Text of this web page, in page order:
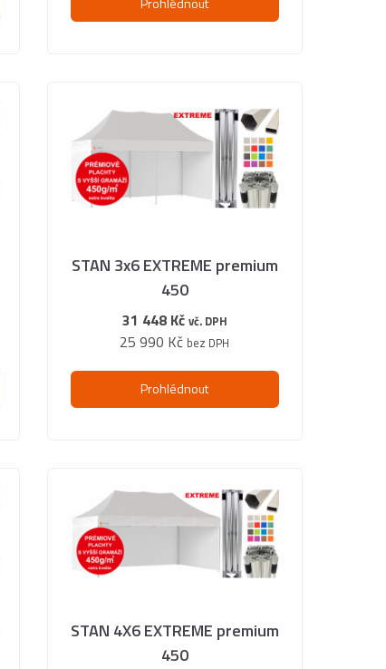
STAN 3x6 EXTREME premium
450
31 448 Kč vč. DPH
25 990 Kč bez DPH
Prohlédnout
STAN 4X6 EXTREME premium
450